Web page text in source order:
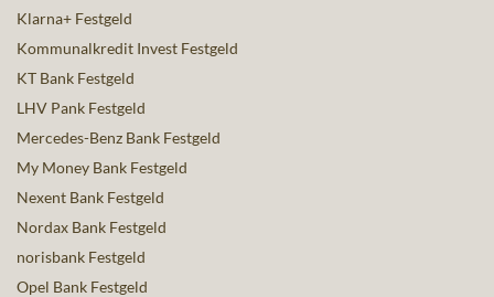
Klarna+ Festgeld
Kommunalkredit Invest Festgeld
KT Bank Festgeld
LHV Pank Festgeld
Mercedes-Benz Bank Festgeld
My Money Bank Festgeld
Nexent Bank Festgeld
Nordax Bank Festgeld
norisbank Festgeld
Opel Bank Festgeld